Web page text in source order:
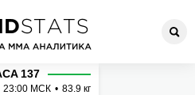
- Рене
137
23:00 МСК • 83.9 кг